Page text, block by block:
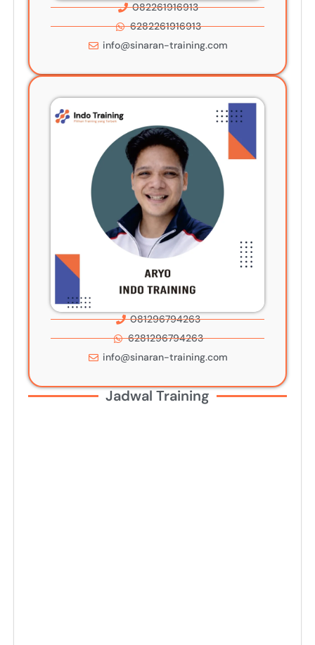
082261916913
6282261916913
info@sinaran-training.com
081296794263
6281296794263
info@sinaran-training.com
Jadwal Training